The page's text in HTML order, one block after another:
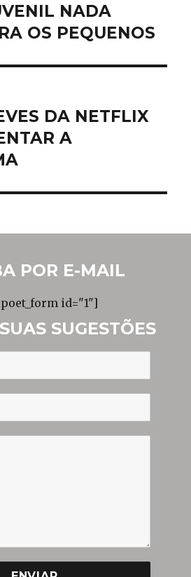
NADA
OS PEQUENOS
DA NETFLIX
A
POR E-MAIL
id="1"]
SUGESTÕES